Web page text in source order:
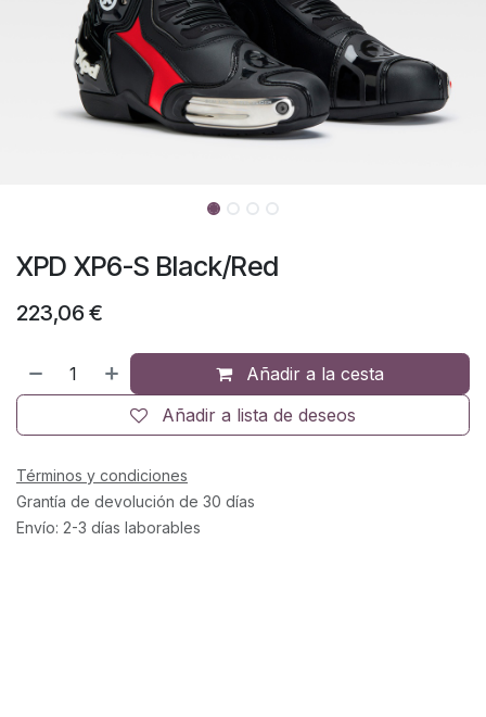
XPD XP6-S Black/Red
223,06 €
Añadir a la cesta
Añadir a lista de deseos
Términos y condiciones
Grantía de devolución de 30 días
Envío: 2-3 días laborables